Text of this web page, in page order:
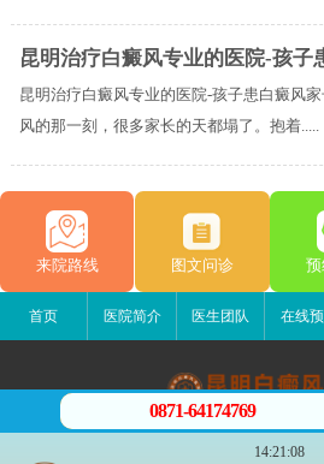
昆明治疗白癜风专业的医院-孩子
昆明治疗白癜风专业的医院-孩子患白癜风
风的那一刻，很多家长的天都塌了。抱着.....
来院路线 图文问诊
首页 医院简介 医生团队 在线
昆明白癜风医
昆明市五华区护国路
0871-64174769
14:21:08